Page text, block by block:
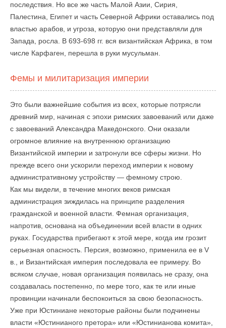
последствия. Но все же часть Малой Азии, Сирия,
Палестина, Египет и часть Северной Африки оставались под
властью арабов, и угроза, которую они представляли для
Запада, росла. В 693-698 гг. вся византийская Африка, в том
числе Карфаген, перешла в руки мусульман.
Фемы и милитаризация империи
Это были важнейшие события из всех, которые потрясли
древний мир, начиная с эпохи римских завоеваний или даже
с завоеваний Александра Македонского. Они оказали
огромное влияние на внутреннюю организацию
Византийской империи и затронули все сферы жизни. Но
прежде всего они ускорили переход империи к новому
административному устройству — фемному строю.
Как мы видели, в течение многих веков римская
администрация зиждилась на принципе разделения
гражданской и военной власти. Фемная организация,
напротив, основана на объединении всей власти в одних
руках. Государства прибегают к этой мере, когда им грозит
серьезная опасность. Персия, возможно, применила ее в V
в., и Византийская империя последовала ее примеру. Во
всяком случае, новая организация появилась не сразу, она
создавалась постепенно, по мере того, как те или иные
провинции начинали беспокоиться за свою безопасность.
Уже при Юстиниане некоторые районы были подчинены
власти «Юстинианого претора» или «Юстинианова комита»,